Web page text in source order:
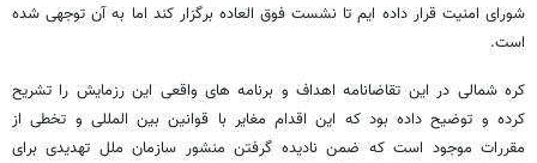
شورای امنیت قرار داده ایم تا نشست فوق العاده برگزار کند اما به آن توجهی شده
است.
کره شمالی در این تقاضانامه اهداف و برنامه های واقعی این رزمایش را تشریح
کرده و توضیح داده بود که این اقدام مغایر با قوانین بین المللی و تخطی از
مقررات موجود است که ضمن نادیده گرفتن منشور سازمان ملل تهدیدی برای